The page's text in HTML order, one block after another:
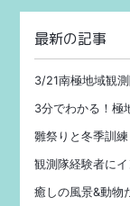
最新の記事
3/21南極地域観
3分でわかる！極
雛祭りと冬季訓練
観測隊経験者に
癒しの風景&動物